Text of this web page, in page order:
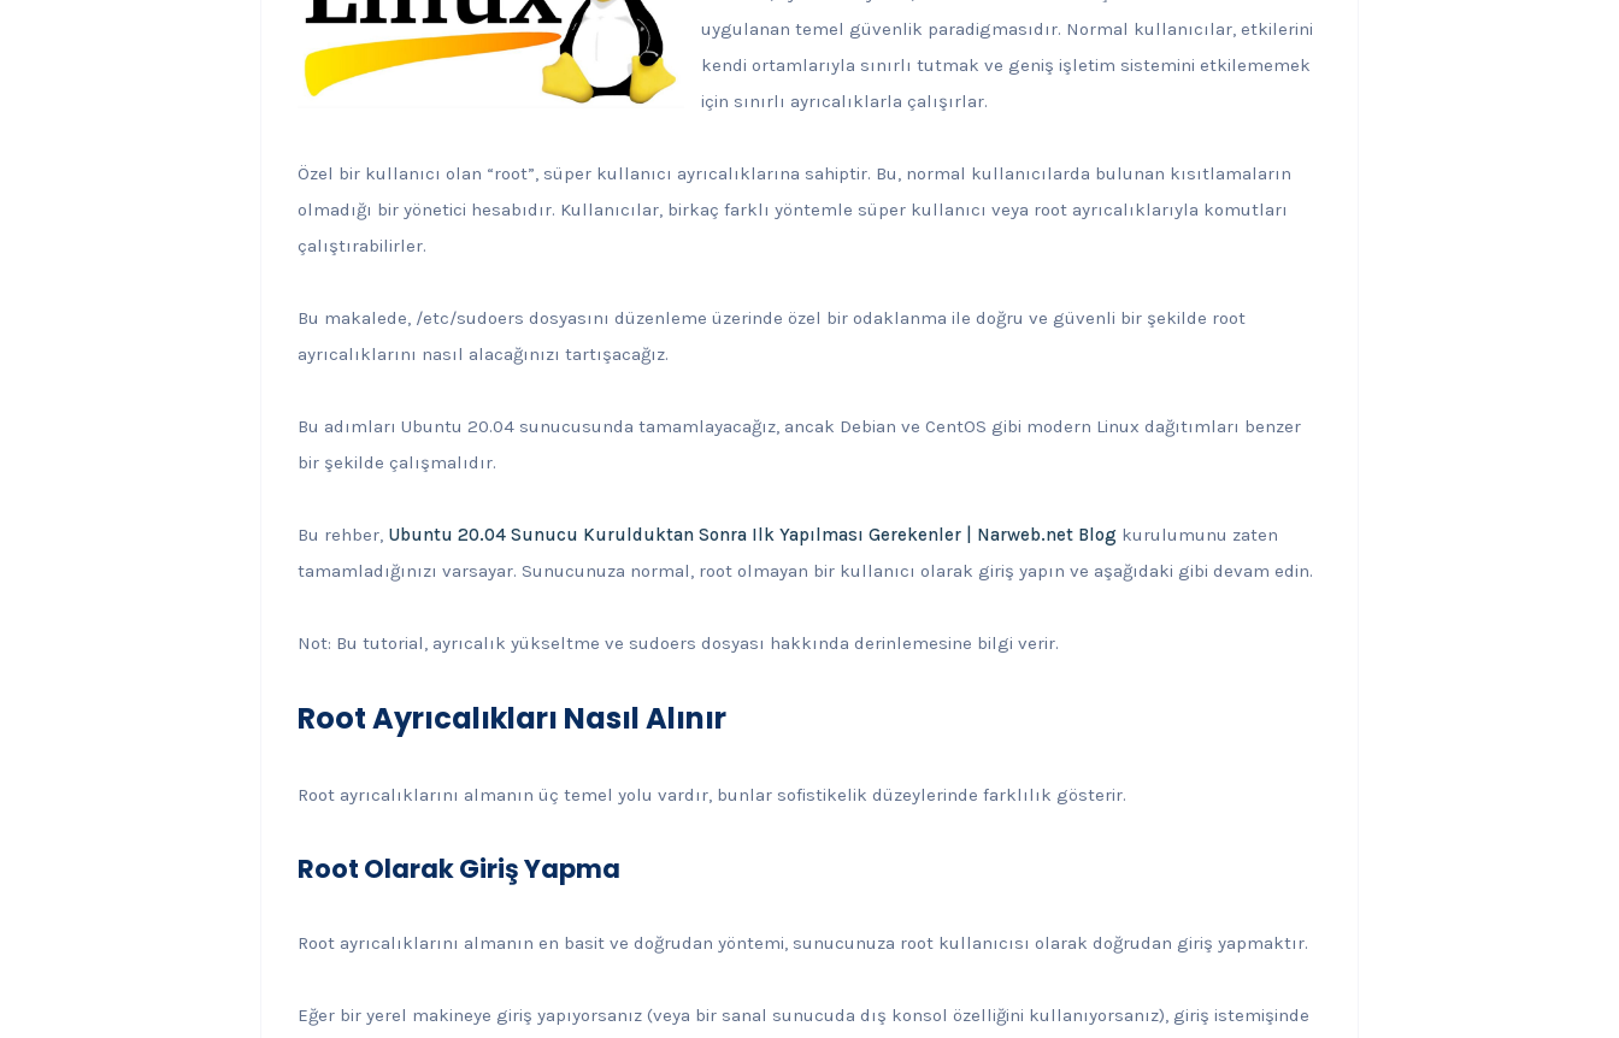
uygulanan temel güvenlik paradigmasıdır. Normal kullanıcılar, etkilerini
kendi ortamlarıyla sınırlı tutmak ve geniş işletim sistemini etkilememek
için sınırlı ayrıcalıklarla çalışırlar.
Özel bir kullanıcı olan “root”, süper kullanıcı ayrıcalıklarına sahiptir. Bu, normal kullanıcılarda bulunan kısıtlamaların
olmadığı bir yönetici hesabıdır. Kullanıcılar, birkaç farklı yöntemle süper kullanıcı veya root ayrıcalıklarıyla komutları
çalıştırabilirler.
Bu makalede, /etc/sudoers dosyasını düzenleme üzerinde özel bir odaklanma ile doğru ve güvenli bir şekilde root
ayrıcalıklarını nasıl alacağınızı tartışacağız.
Bu adımları Ubuntu 20.04 sunucusunda tamamlayacağız, ancak Debian ve CentOS gibi modern Linux dağıtımları benzer
bir şekilde çalışmalıdır.
Bu rehber, Ubuntu 20.04 Sunucu Kurulduktan Sonra Ilk Yapılması Gerekenler | Narweb.net Blog kurulumunu zaten
tamamladığınızı varsayar. Sunucunuza normal, root olmayan bir kullanıcı olarak giriş yapın ve aşağıdaki gibi devam edin.
Not: Bu tutorial, ayrıcalık yükseltme ve sudoers dosyası hakkında derinlemesine bilgi verir.
Root Ayrıcalıkları Nasıl Alınır
Root ayrıcalıklarını almanın üç temel yolu vardır, bunlar sofistikelik düzeylerinde farklılık gösterir.
Root Olarak Giriş Yapma
Root ayrıcalıklarını almanın en basit ve doğrudan yöntemi, sunucunuza root kullanıcısı olarak doğrudan giriş yapmaktır.
Eğer bir yerel makineye giriş yapıyorsanız (veya bir sanal sunucuda dış konsol özelliğini kullanıyorsanız), giriş istemişinde